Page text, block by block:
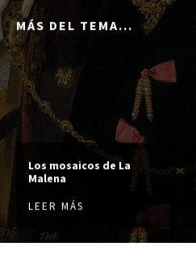
MÁS DEL TEMA...
Los mosaicos de La
Malena
LEER MÁS